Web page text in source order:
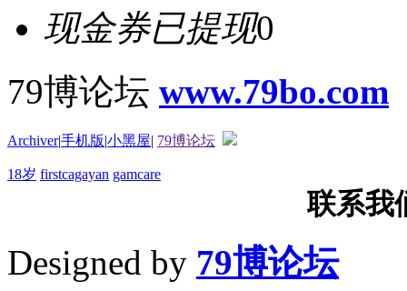
现金券已提现0
79博论坛 www.79bo.com
Archiver|手机版|小黑屋| 79博论坛
18岁 firstcagayan gamcare
联系我
Designed by 79博论坛